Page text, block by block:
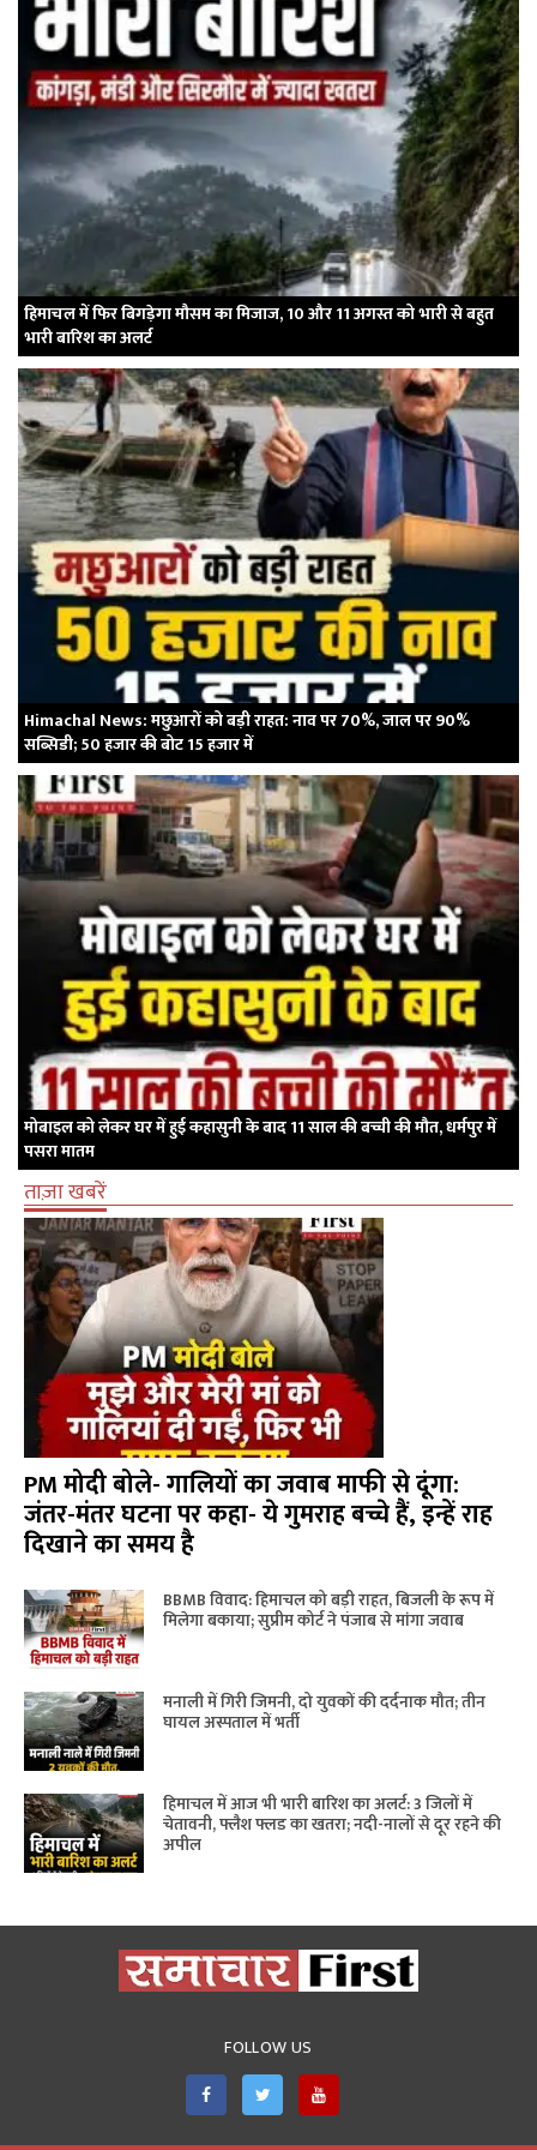
हिमाचल में फिर बिगड़ेगा मौसम का मिजाज, 10 और 11 अगस्त को भारी से बहुत
भारी बारिश का अलर्ट
Himachal News: मछुआरों को बड़ी राहत: नाव पर 70%, जाल पर 90%
सब्सिडी; 50 हजार की बोट 15 हजार में
मोबाइल को लेकर घर में हुई कहासुनी के बाद 11 साल की बच्ची की मौत, धर्मपुर में
पसरा मातम
ताज़ा खबरें
PM मोदी बोले- गालियों का जवाब माफी से दूंगा:
जंतर-मंतर घटना पर कहा- ये गुमराह बच्चे हैं, इन्हें राह
दिखाने का समय है
BBMB विवाद: हिमाचल को बड़ी राहत, बिजली के रूप में
मिलेगा बकाया; सुप्रीम कोर्ट ने पंजाब से मांगा जवाब
मनाली में गिरी जिमनी, दो युवकों की दर्दनाक मौत; तीन
घायल अस्पताल में भर्ती
हिमाचल में आज भी भारी बारिश का अलर्ट: 3 जिलों में
चेतावनी, फ्लैश फ्लड का खतरा; नदी-नालों से दूर रहने की
अपील
FOLLOW US